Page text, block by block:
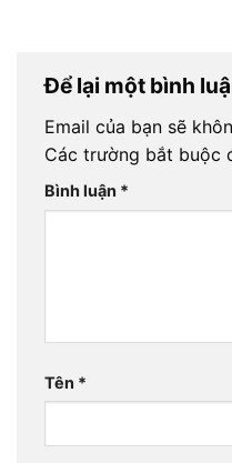
Để lại một bình
Email của bạn sẽ
Các trường bắt buộc
Bình luận *
Tên *